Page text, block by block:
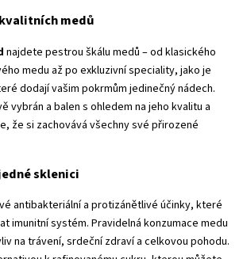
medů
najdete pestrou škálu medů – od klasického
medu až po exkluzivní speciality, jako je
dodají vašim pokrmům jedinečný nádech.
vybrán a balen s ohledem na jeho kvalitu a
že si zachovává všechny své přirozené
sklenici
antibakteriální a protizánětlivé účinky, které
imunitní systém. Pravidelná konzumace medu
na trávení, srdeční zdraví a celkovou pohodu.